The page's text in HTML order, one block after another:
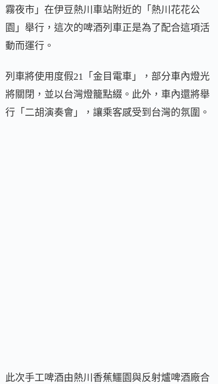
霧夜市」在伊豆熱川車站附近的「熱川花花公
園」舉行，這次的啤酒列車正是為了配合這項活
動而運行。
列車將使用度假21「金目電車」，部分車內燈光
將關閉，並以台灣燈籠點綴。此外，車內還將舉
行「二胡演奏會」，讓乘客感受到台灣的氛圍。
此次手工啤酒由熱川香蕉鱷園與反射爐啤酒廠合